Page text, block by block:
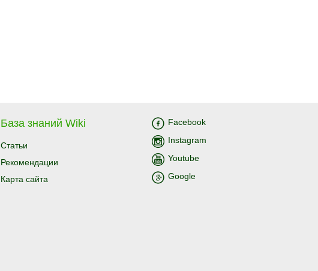
База знаний Wiki
Статьи
Рекомендации
Карта сайта
Facebook
Instagram
Youtube
Google